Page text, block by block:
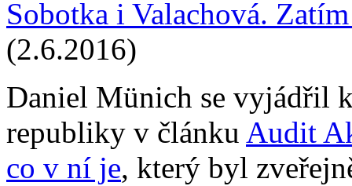
Sobotka i Valachová.
(2.6.2016)
Daniel Münich se vyjádřil
republiky v článku Audit
co v ní je, který byl